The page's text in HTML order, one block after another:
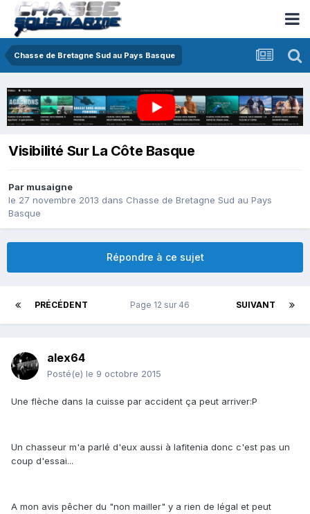
Chasse de Bretagne Sud au Pays Basque
Visibilité Sur La Côte Basque
Par musaigne
le 27 novembre 2013 dans Chasse de Bretagne Sud au Pays
Basque
Répondre à ce sujet
PRÉCÉDENT SUIVANT
Page 12 sur 46
alex64
Posté(e) le 9 octobre 2015
Une flèche dans la cuisse par accident ça peut arriver:P
Un chasseur m'a parlé d'eux aussi à lafitenia donc c'est pas un
coup d'essai...
A mon avis pêcher du "non mailler" y a rien de légal et peut